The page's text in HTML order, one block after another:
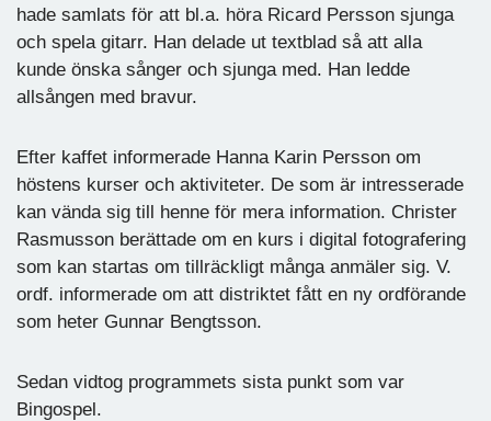
hade samlats för att bl.a. höra Ricard Persson sjunga
och spela gitarr. Han delade ut textblad så att alla
kunde önska sånger och sjunga med. Han ledde
allsången med bravur.
Efter kaffet informerade Hanna Karin Persson om
höstens kurser och aktiviteter. De som är intresserade
kan vända sig till henne för mera information. Christer
Rasmusson berättade om en kurs i digital fotografering
som kan startas om tillräckligt många anmäler sig. V.
ordf. informerade om att distriktet fått en ny ordförande
som heter Gunnar Bengtsson.
Sedan vidtog programmets sista punkt som var
Bingospel.